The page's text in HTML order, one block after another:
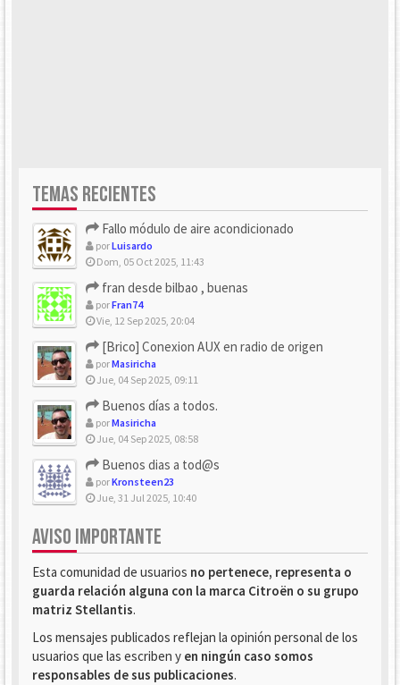
TEMAS RECIENTES
Fallo módulo de aire acondicionado
porLuisardo
Dom, 05 Oct 2025, 11:43
fran desde bilbao , buenas
porFran74
Vie, 12 Sep 2025, 20:04
[Brico] Conexion AUX en radio de origen
porMasiricha
Jue, 04 Sep 2025, 09:11
Buenos días a todos.
porMasiricha
Jue, 04 Sep 2025, 08:58
Buenos dias a tod@s
porKronsteen23
Jue, 31 Jul 2025, 10:40
AVISO IMPORTANTE
Esta comunidad de usuarios no pertenece, representa o
guarda relación alguna con la marca Citroën o su grupo
matriz Stellantis.
Los mensajes publicados reflejan la opinión personal de los
usuarios que las escriben y en ningún caso somos
responsables de sus publicaciones.